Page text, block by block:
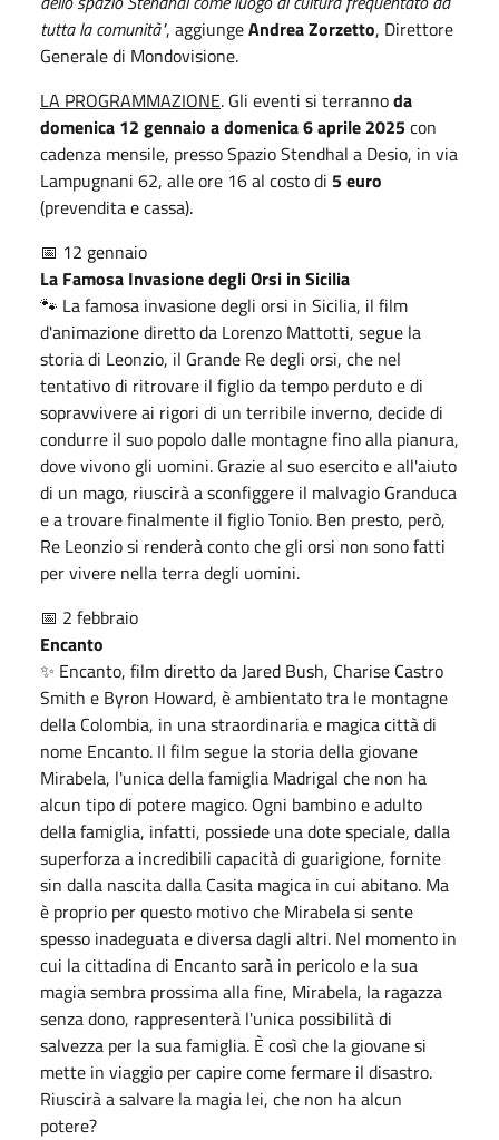
tutta la comunità", aggiungeAndrea Zorzetto, Direttore
Generale di Mondovisione.
LA PROGRAMMAZIONE. Gli eventi si terrannoda
domenica 12 gennaio a domenica 6 aprile 2025con
cadenza mensile, presso Spazio Stendhal a Desio, in via
Lampugnani 62, alle ore 16 al costo di 5 euro
(prevendita e cassa).
📅 12 gennaio
La Famosa Invasione degli Orsi in Sicilia
🐾 La famosa invasione degli orsi in Sicilia, il film
d'animazione diretto da Lorenzo Mattotti, segue la
storia di Leonzio, il Grande Re degli orsi, che nel
tentativo di ritrovare il figlio da tempo perduto e di
sopravvivere ai rigori di un terribile inverno, decide di
condurre il suo popolo dalle montagne fino alla pianura,
dove vivono gli uomini. Grazie al suo esercito e all'aiuto
di un mago, riuscirà a sconfiggere il malvagio Granduca
e a trovare finalmente il figlio Tonio. Ben presto, però,
Re Leonzio si renderà conto che gli orsi non sono fatti
per vivere nella terra degli uomini.
📅 2 febbraio
Encanto
✨ Encanto, film diretto da Jared Bush, Charise Castro
Smith e Byron Howard, è ambientato tra le montagne
della Colombia, in una straordinaria e magica città di
nome Encanto. Il film segue la storia della giovane
Mirabela, l'unica della famiglia Madrigal che non ha
alcun tipo di potere magico. Ogni bambino e adulto
della famiglia, infatti, possiede una dote speciale, dalla
superforza a incredibili capacità di guarigione, fornite
sin dalla nascita dalla Casita magica in cui abitano. Ma
è proprio per questo motivo che Mirabela si sente
spesso inadeguata e diversa dagli altri. Nel momento in
cui la cittadina di Encanto sarà in pericolo e la sua
magia sembra prossima alla fine, Mirabela, la ragazza
senza dono, rappresenterà l'unica possibilità di
salvezza per la sua famiglia. È così che la giovane si
mette in viaggio per capire come fermare il disastro.
Riuscirà a salvare la magia lei, che non ha alcun
potere?